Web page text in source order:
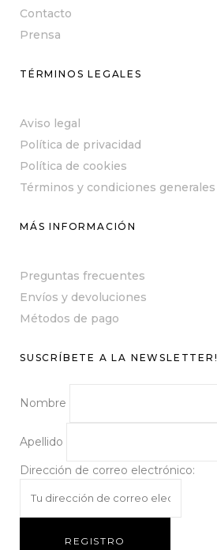
Contacto
Prensa
TÉRMINOS LEGALES
Aviso legal
Política de privacidad
Política de cookies
Términos y condiciones generales
MÁS INFORMACIÓN
Preguntas frecuentes
Envíos y devoluciones
Métodos de pago
SUSCRÍBETE A LA NEWSLETTER!
Nombre
Apellido
Dirección de correo electrónico: